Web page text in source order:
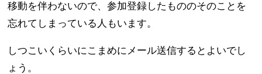
移動を伴わないので、参加登録したもののそのことを
忘れてしまっている人もいます。
しつこいくらいにこまめにメール送信するとよいでし
ょう。